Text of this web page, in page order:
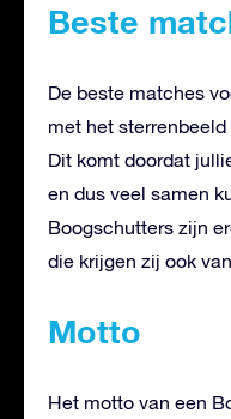
Beste
De beste matches
met het
Dit komt doordat
en dus veel samen
Boogschutters zijn
die krijgen zij ook
Motto
Het motto van een